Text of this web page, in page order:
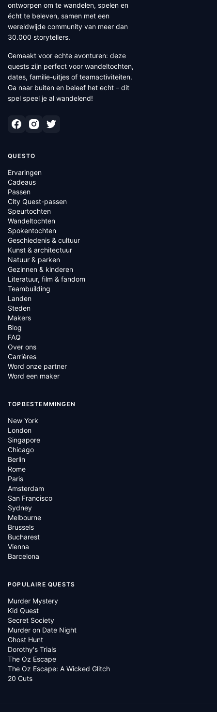
ontworpen om te wandelen, spelen en
écht te beleven, samen met een
wereldwijde community van meer dan
30.000 storytellers.
Gemaakt voor echte avonturen: deze
quests zijn perfect voor wandeltochten,
dates, familie-uitjes of teamactiviteiten.
Ga naar buiten en beleef het echt – dit
spel speel je al wandelend!
QUESTO
Ervaringen
Cadeaus
Passen
City Quest-passen
Speurtochten
Wandeltochten
Spokentochten
Geschiedenis & cultuur
Kunst & architectuur
Natuur & parken
Gezinnen & kinderen
Literatuur, film & fandom
Teambuilding
Landen
Steden
Makers
Blog
FAQ
Over ons
Carrières
Word onze partner
Word een maker
TOPBESTEMMINGEN
New York
London
Singapore
Chicago
Berlin
Rome
Paris
Amsterdam
San Francisco
Sydney
Melbourne
Brussels
Bucharest
Vienna
Barcelona
POPULAIRE QUESTS
Murder Mystery
Kid Quest
Secret Society
Murder on Date Night
Ghost Hunt
Dorothy's Trials
The Oz Escape
The Oz Escape: A Wicked Glitch
20 Cuts